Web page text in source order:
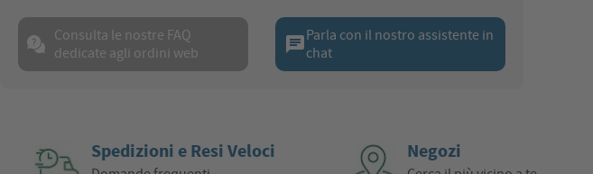
Consulta le nostre FAQ
dedicate agli ordini web
chatParla con il nostro assistente in
chat
Spedizioni e Resi Veloci Negozi